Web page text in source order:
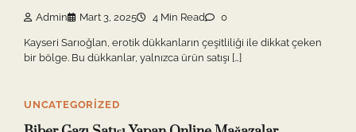
Admin Mart 3, 2025 4 Min Read 0
Kayseri Sarıoğlan, erotik dükkanların çeşitliliği ile dikkat çeken
bir bölge. Bu dükkanlar, yalnızca ürün satışı […]
UNCATEGORIZED